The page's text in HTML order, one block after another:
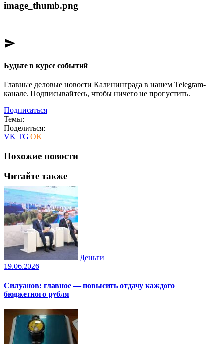
image_thumb.png
send
Будьте в курсе событий
Главные деловые новости Калининграда в нашем Telegram-
канале. Подписывайтесь, чтобы ничего не пропустить.
Подписаться
Темы:
Поделиться:
VK TG OK
Похожие новости
Читайте также
Деньги
19.06.2026
Силуанов: главное — повысить отдачу каждого
бюджетного рубля